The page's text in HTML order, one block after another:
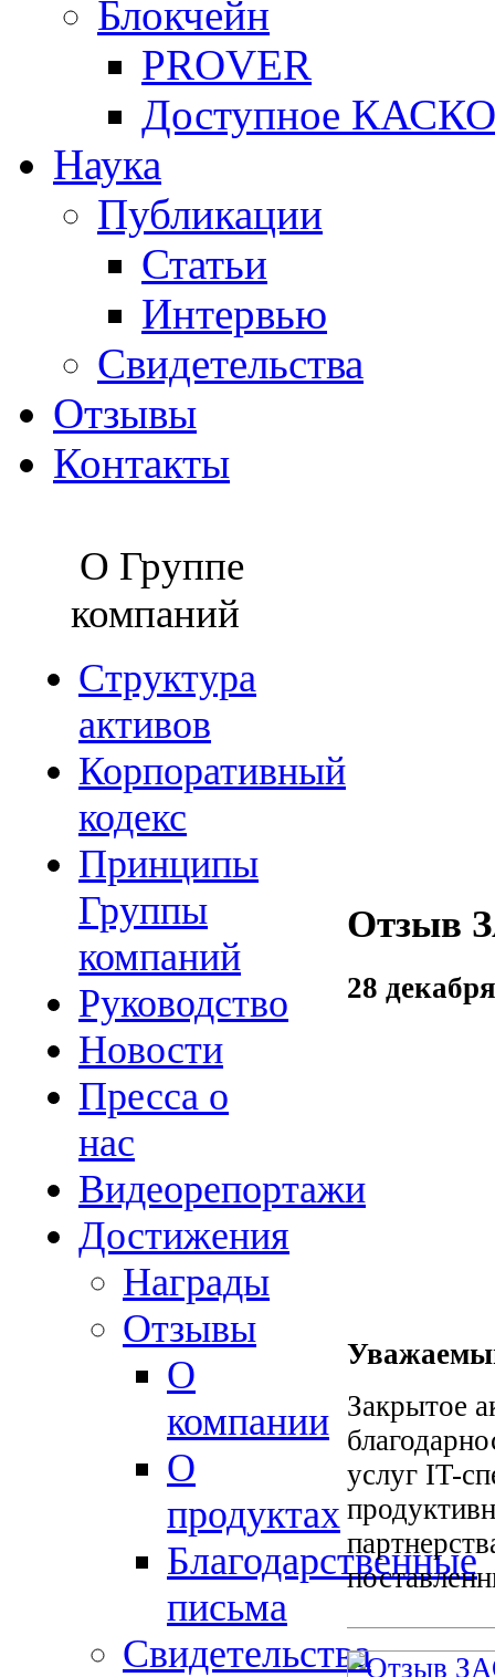
Блокчейн
PROVER
Доступное КАСКО
Наука
Публикации
Статьи
Интервью
Свидетельства
Отзывы
Контакты
О Группе
компаний
Структура
активов
Корпоративный
кодекс
Принципы
Группы
компаний
Руководство
Новости
Пресса о
нас
Видеорепортажи
Достижения
Награды
Отзывы
О
компании
О
продуктах
Благодарственные
письма
Свидетельства
Отзыв
28
Закрытое
услуг IT-